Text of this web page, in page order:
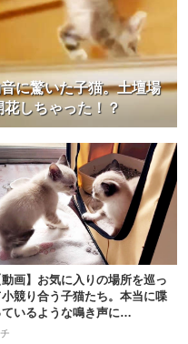
に驚いた子猫。土壇場
しちゃった！？
動画】お気に入りの場所を巡っ
競り合う子猫たち。本当に喋
ているような鳴き声に…
ード済みの方